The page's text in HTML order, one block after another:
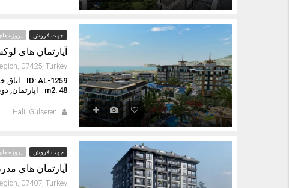
جهت فروش پروژه
آپارتمان های
ID: AL-1259
اتاق
m2: 48
آپارتمان,
Halil Gülseren
جهت فروش پروژه
آپارتمان های